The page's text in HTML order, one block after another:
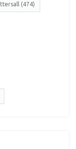
(474)